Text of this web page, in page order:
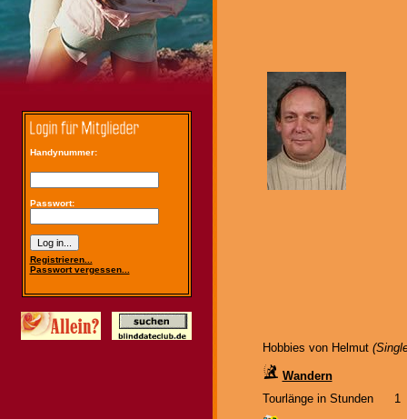
Handynummer:
Passwort:
Registrieren...
Passwort vergessen...
Hobbies von Helmut
Wandern
Tourlänge in Stunden
1